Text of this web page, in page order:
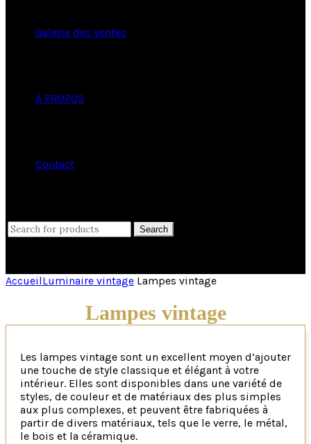
Galerie des ventes
À PROPOS
Contact
Search
for:
Search
AccueilLuminaire vintage Lampes vintage
Lampes vintage
Les lampes vintage sont un excellent moyen d’ajouter
une touche de style classique et élégant à votre
intérieur. Elles sont disponibles dans une variété de
styles, de couleur et de matériaux des plus simples
aux plus complexes, et peuvent être fabriquées à
partir de divers matériaux, tels que le verre, le métal,
le bois et la céramique.